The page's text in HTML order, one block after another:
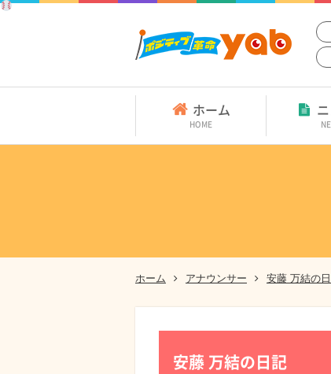
ホーム
HOME
ホーム アナウンサー 安藤 万結の
安藤 万結の日記